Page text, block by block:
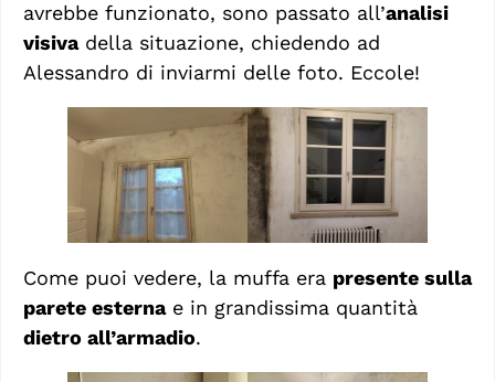
avrebbe funzionato, sono passato all’analisi
visivadella situazione, chiedendo ad
Alessandro di inviarmi delle foto. Eccole!
Come puoi vedere, la muffa era presente sulla
parete esternae in grandissima quantità
dietro all’armadio.